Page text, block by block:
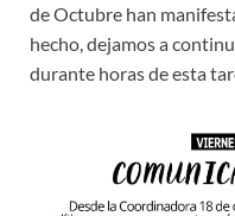
de Octubre han
hecho, dejamos a
durante horas de esta